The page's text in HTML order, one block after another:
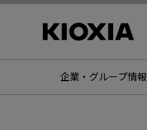
企業・グループ情報